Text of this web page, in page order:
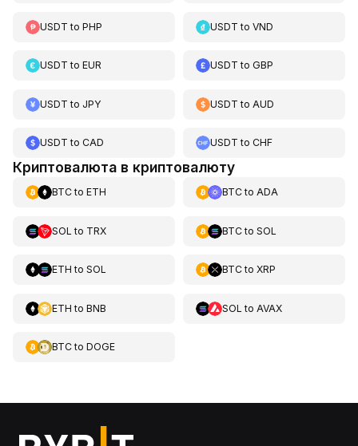
USDT to PHP USDT toVND
USDT to EUR USDT toGBP
USDT to JPY USDT to AUD
USDT to CAD USDT toCHF
Криптовалюта в криптовалюту
BTCto ETH BTCto ADA
SOL to TRX BTCto SOL
ETH to SOL BTCto XRP
ETH to BNB SOL to AVAX
BTCto DOGE